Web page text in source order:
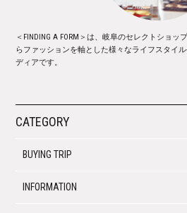
＜FINDING A FORM＞は、岐阜のセレクトショップ
らファッションを軸とした様々なライフスタイ
ディアです。
CATEGORY
BUYING TRIP
INFORMATION